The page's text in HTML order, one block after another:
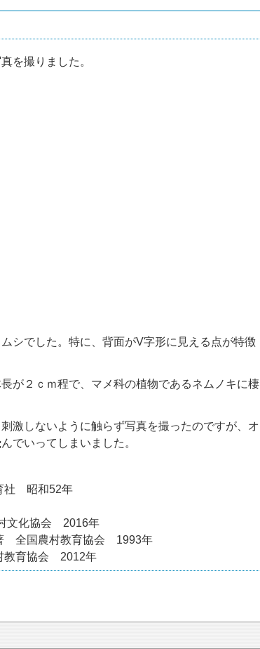
を撮りました。
シでした。特に、背面がV字形に見える点が特徴
が２ｃｍ程で、マメ科の植物であるネムノキに棲
激しないように触らず写真を撮ったのですが、オ
でいってしまいました。
社 昭和52年
文化協会 2016年
全国農村教育協会 1993年
教育協会 2012年